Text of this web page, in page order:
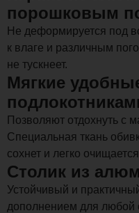
порошковым
Не деформируется под
к влаге и различным
не тускнеет.
Мягкие
Позволяют отдохнуть с
Специальная ткань
сохнет и легко
Столик из
Устойчивый и
дополнением для любой